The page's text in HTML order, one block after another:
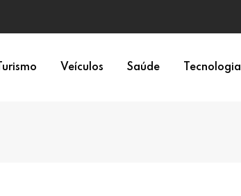
Turismo Veículos Saúde Tecnologia